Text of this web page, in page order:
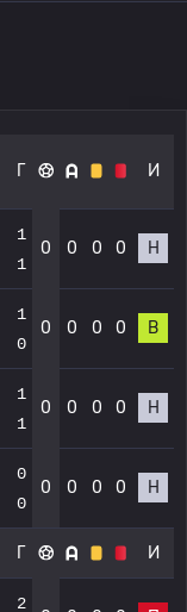
Г И
1
1
0 0 0 0 Н
1
0
0 0 0 0 В
1
1
0 0 0 0 Н
0
0
0 0 0 0 Н
Г И
2